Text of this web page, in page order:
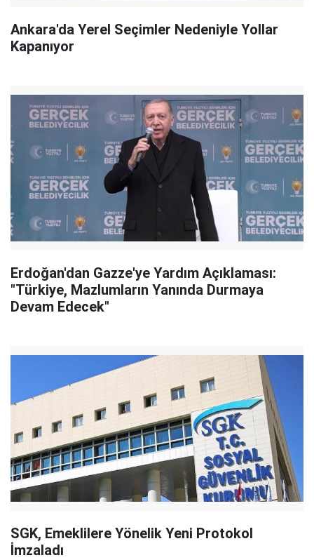
Ankara'da Yerel Seçimler Nedeniyle Yollar
Kapanıyor
Erdoğan'dan Gazze'ye Yardım Açıklaması:
"Türkiye, Mazlumların Yanında Durmaya
Devam Edecek"
SGK, Emeklilere Yönelik Yeni Protokol
İmzaladı